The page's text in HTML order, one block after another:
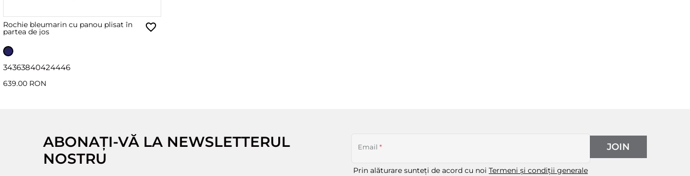
Rochie bleumarin cu panou plisat în
partea de jos
34363840424446
639.00 RON
ABONAȚI-VĂ LA NEWSLETTERUL
NOSTRU
Email *
Prin alăturare sunteți de acord cu noi Termeni și condiții generale
JOIN